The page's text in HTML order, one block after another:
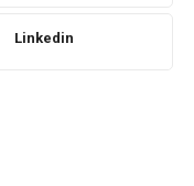
Yaşam
Linkedin